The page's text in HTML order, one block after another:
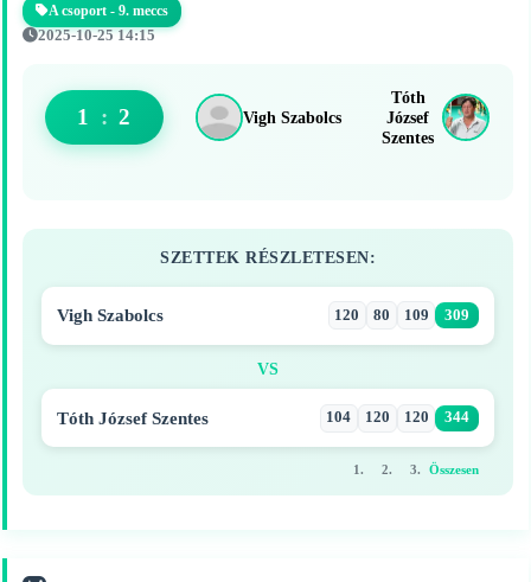
A csoport - 9. meccs
2025-10-25 14:15
Vigh Szabolcs
1 : 2
Tóth
József
Szentes
SZETTEK RÉSZLETESEN:
Vigh Szabolcs 120 80 109 309
VS
Tóth József Szentes 104 120 120 344
1. 2. 3. Összesen